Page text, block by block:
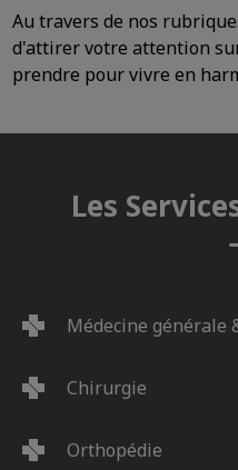
Au travers de nos
d'attirer votre attention
prendre pour vivre en
Les
Médecine générale
Chirurgie
Orthopédie